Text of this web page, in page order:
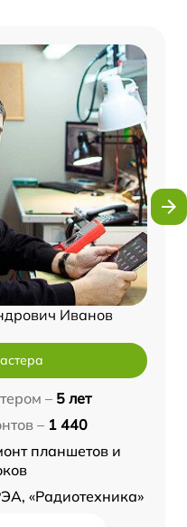
Иванов
– 5 лет
– 1 440
планшетов и
«Радиотехника»